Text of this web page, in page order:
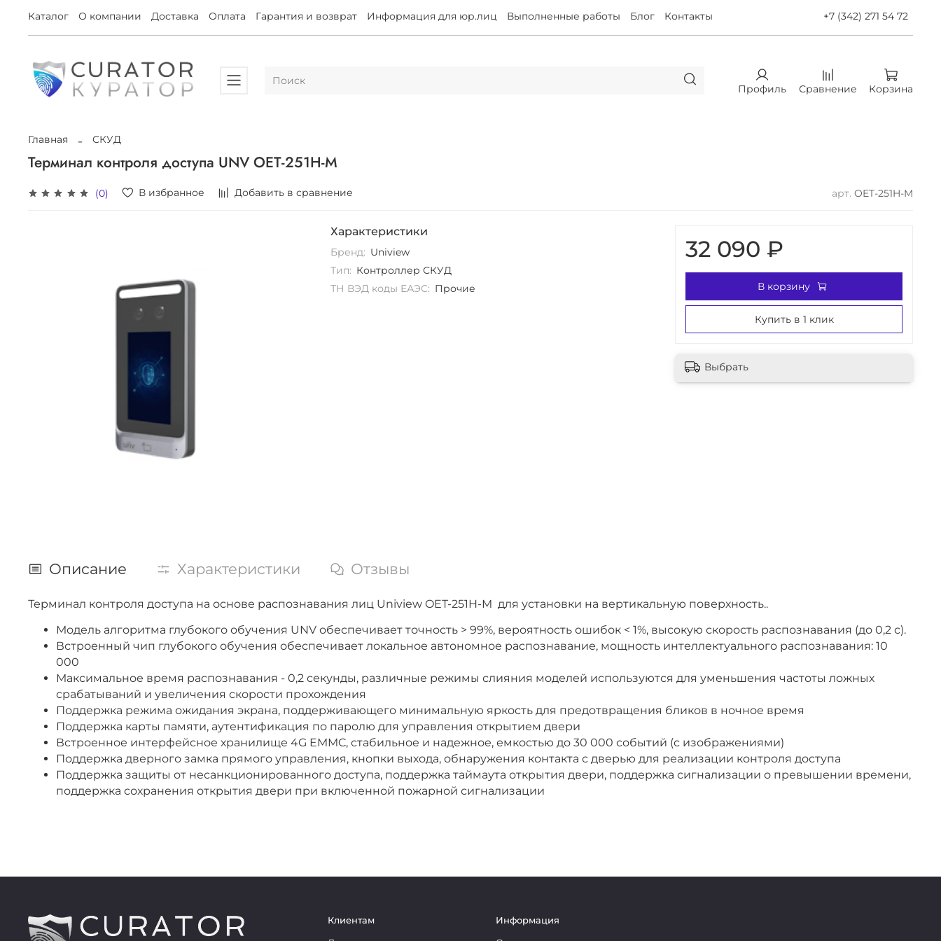
Каталог О компании Доставка Оплата Гарантия и возврат Информация для юр.лиц Выполненные работы Блог Контакты +7 (342) 271 54 72
Профиль Сравнение Корзина
Главная СКУД
Терминал контроля доступа UNV OET-251H-M
(0) В избранное Добавить в сравнение арт. OET-251H-M
Характеристики
Бренд: Uniview
Тип: Контроллер СКУД
ТН ВЭД коды ЕАЭС: Прочие
32 090 ₽
В корзину
Купить в 1 клик
Выбрать
Описание Характеристики Отзывы
Терминал контроля доступа на основе распознавания лиц Uniview OET-251H-M для установки на вертикальную поверхность..
Модель алгоритма глубокого обучения UNV обеспечивает точность > 99%, вероятность ошибок < 1%, высокую скорость распознавания (до 0,2 с).
Встроенный чип глубокого обучения обеспечивает локальное автономное распознавание, мощность интеллектуального распознавания: 10
000
Максимальное время распознавания - 0,2 секунды, различные режимы слияния моделей используются для уменьшения частоты ложных
срабатываний и увеличения скорости прохождения
Поддержка режима ожидания экрана, поддерживающего минимальную яркость для предотвращения бликов в ночное время
Поддержка карты памяти, аутентификация по паролю для управления открытием двери
Встроенное интерфейсное хранилище 4G EMMC, стабильное и надежное, емкостью до 30 000 событий (с изображениями)
Поддержка дверного замка прямого управления, кнопки выхода, обнаружения контакта с дверью для реализации контроля доступа
Поддержка защиты от несанкционированного доступа, поддержка таймаута открытия двери, поддержка сигнализации о превышении времени,
поддержка сохранения открытия двери при включенной пожарной сигнализации
Клиентам Информация